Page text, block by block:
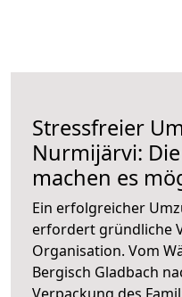
Stressfreier
Nurmijärvi:
machen es
Ein erfolgreicher
erfordert gründliche
Organisation. Vom
Bergisch Gladbach